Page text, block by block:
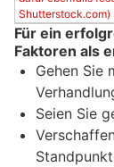
Shutterstock.com)
Für ein
Faktoren als
Gehen Sie
Seien Sie